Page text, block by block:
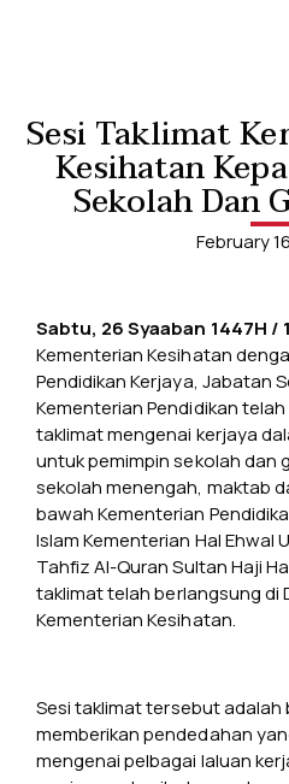
Sesi Taklimat
Kesihatan
Sekolah Dan
February
Sabtu, 26 Syaaban 1447H /
Kementerian Kesihatan
Pendidikan Kerjaya, Jabatan
Kementerian Pendidikan
taklimat mengenai kerjaya
untuk pemimpin sekolah dan
sekolah menengah, maktab
bawah Kementerian
Islam Kementerian Hal Ehwal
Tahfiz Al-Quran Sultan Haji
taklimat telah berlangsung di
Kementerian Kesihatan.
Sesi taklimat tersebut
memberikan pendedahan
mengenai pelbagai laluan